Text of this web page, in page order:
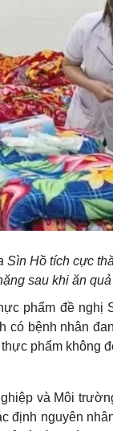
Hồ tích cực
sau khi ăn
phẩm đề nghị
có bệnh nhân
phẩm không
và Môi
định nguyên